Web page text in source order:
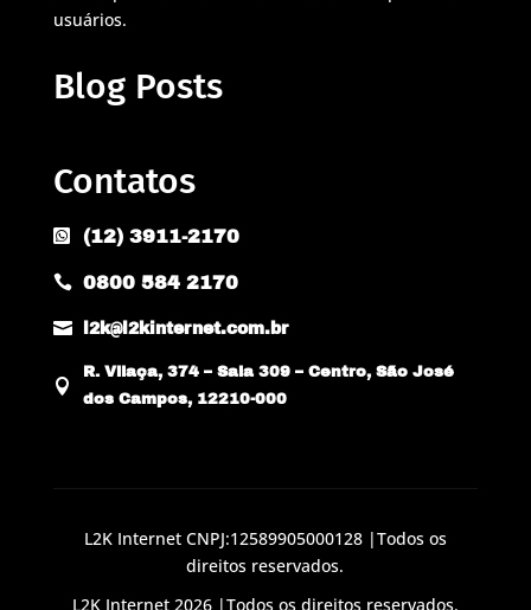
usuários.
Blog Posts
Contatos
 (12) 3911-2170
 0800 584 2170
 l2k@l2kinternet.com.br

R. Vilaça, 374 – Sala 309 – Centro, São José
dos Campos, 12210-000
L2K Internet CNPJ:12589905000128 |Todos os
direitos reservados.
L2K Internet 2026 |Todos os direitos reservados.